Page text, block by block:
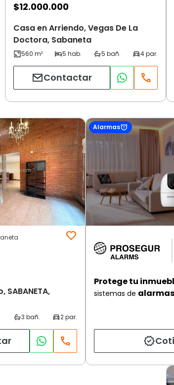
$12.000.000
Casa en Arriendo, Vegas De La
Doctora, Sabaneta
Contactar
SABANETA,
Alarmas
Protege tu
sistemas de